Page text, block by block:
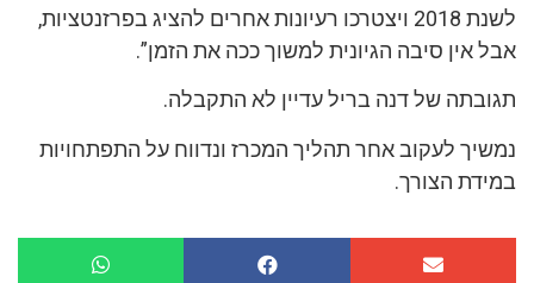
לשנת 2018 ויצטרכו רעיונות אחרים להציג בפרזנטציות,
אבל אין סיבה הגיונית למשוך ככה את הזמן”.
תגובתה של דנה בריל עדיין לא התקבלה.
נמשיך לעקוב אחר תהליך המכרז ונדווח על התפתחויות
במידת הצורך.